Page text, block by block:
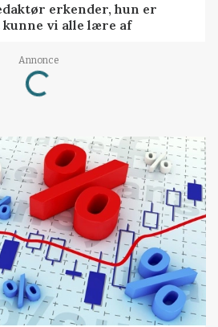
erkender, hun er
kunne vi alle lære af
Annonce
Loading...